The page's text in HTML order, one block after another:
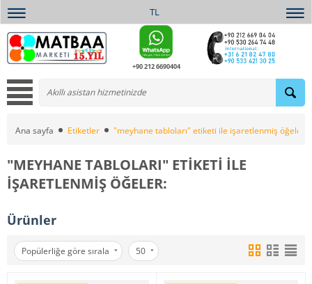
TL
+90 212 6690404
Ana sayfa Etiketler "meyhane tabloları" etiketi ile işaretlenmiş öğeler:
"MEYHANE TABLOLARI" ETIKETI ILE
IŞARETLENMIŞ ÖĞELER:
Ürünler
Popülerliğe göre sırala 50